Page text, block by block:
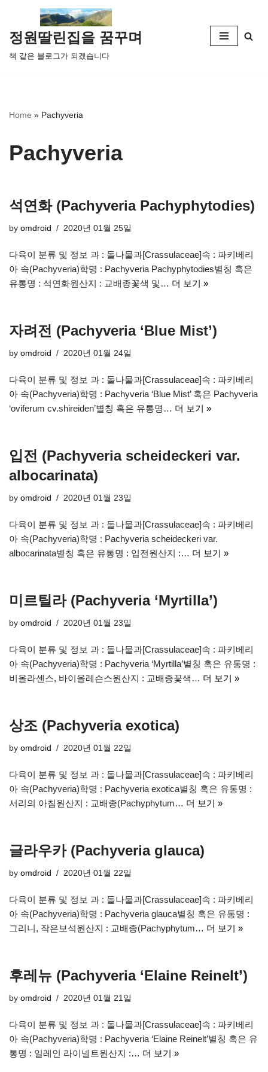
콘
텐
츠
뛰
정원딸린집을 꿈꾸며
책 같은 블로그가 되겠습니다
Home » Pachyveria
Pachyveria
석연화 (Pachyveria Pachyphytodies)
by omdroid 2020년 01월 25일
다육이 분류 및 정보 과 : 돌나물과[Crassulaceae]속 : 파키베리
아 속(Pachyveria)학명 : Pachyveria Pachyphytodies별칭 혹은
유통명 : 석연화원산지 : 교배종꽃색 및… 더 보기 »
자려전 (Pachyveria ‘Blue Mist’)
by omdroid 2020년 01월 24일
다육이 분류 및 정보 과 : 돌나물과[Crassulaceae]속 : 파키베리
아 속(Pachyveria)학명 : Pachyveria ‘Blue Mist’ 혹은 Pachyveria
‘oviferum cv.shireiden’별칭 혹은 유통명… 더 보기 »
입전 (Pachyveria scheideckeri var.
albocarinata)
by omdroid 2020년 01월 23일
다육이 분류 및 정보 과 : 돌나물과[Crassulaceae]속 : 파키베리
아 속(Pachyveria)학명 : Pachyveria scheideckeri var.
albocarinata별칭 혹은 유통명 : 입전원산지 :… 더 보기 »
미르틸라 (Pachyveria ‘Myrtilla’)
by omdroid 2020년 01월 23일
다육이 분류 및 정보 과 : 돌나물과[Crassulaceae]속 : 파키베리
아 속(Pachyveria)학명 : Pachyveria ‘Myrtilla’별칭 혹은 유통명 :
비올라센스, 바이올레슨스원산지 : 교배종꽃색… 더 보기 »
상조 (Pachyveria exotica)
by omdroid 2020년 01월 22일
다육이 분류 및 정보 과 : 돌나물과[Crassulaceae]속 : 파키베리
아 속(Pachyveria)학명 : Pachyveria exotica별칭 혹은 유통명 :
서리의 아침원산지 : 교배종(Pachyphytum… 더 보기 »
글라우카 (Pachyveria glauca)
by omdroid 2020년 01월 22일
다육이 분류 및 정보 과 : 돌나물과[Crassulaceae]속 : 파키베리
아 속(Pachyveria)학명 : Pachyveria glauca별칭 혹은 유통명 :
그리니, 작은보석원산지 : 교배종(Pachyphytum… 더 보기 »
후레뉴 (Pachyveria ‘Elaine Reinelt’)
by omdroid 2020년 01월 21일
다육이 분류 및 정보 과 : 돌나물과[Crassulaceae]속 : 파키베리
아 속(Pachyveria)학명 : Pachyveria ‘Elaine Reinelt’별칭 혹은 유
통명 : 일레인 라이넬트원산지 :… 더 보기 »